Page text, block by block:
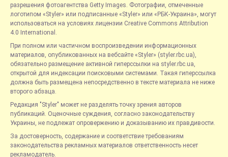
разрешения фотоагентства Getty Images. Фотографии, отмеченные
логотипом «Styler» или подписанные «Styler» или «РБК-Украина», могут
использоваться на условиях лицензии Creative Commons Attribution
4.0 International.
При полном или частичном воспроизведении информационных
материалов, опубликованных на вебсайте «Styler» (styler.rbc.ua),
обязательно размещение активной гиперссылки на styler.rbc.ua,
открытой для индексации поисковыми системами. Такая гиперссылка
должна быть размещена непосредственно в тексте материала не ниже
второго абзаца.
Редакция "Styler" может не разделять точку зрения авторов
публикаций. Оценочные суждения, согласно законодательству
Украины, не подлежат опровержению и доказыванию их правдивости.
За достоверность, содержание и соответствие требованиям
законодательства рекламных материалов ответственность несет
рекламодатель.